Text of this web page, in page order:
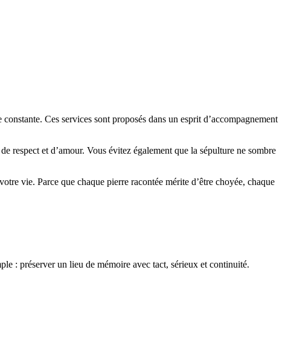
Ces services sont proposés dans un esprit d’accompagnement
respect et d’amour. Vous évitez également que la sépulture ne sombre
vie. Parce que chaque pierre racontée mérite d’être choyée, chaque
: préserver un lieu de mémoire avec tact, sérieux et continuité.